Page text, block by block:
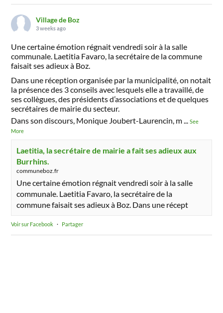
Village de Boz
3 weeks ago
Une certaine émotion régnait vendredi soir à la salle
communale. Laetitia Favaro, la secrétaire de la commune
faisait ses adieux à Boz.
Dans une réception organisée par la municipalité, on notait
la présence des 3 conseils avec lesquels elle a travaillé, de
ses collègues, des présidents d’associations et de quelques
secrétaires de mairie du secteur.
Dans son discours, Monique Joubert-Laurencin, m
...See
More
Laetitia, la secrétaire de mairie a fait ses adieux aux
Burrhins.
communeboz.fr
Une certaine émotion régnait vendredi soir à la salle
communale. Laetitia Favaro, la secrétaire de la
commune faisait ses adieux à Boz. Dans une récept
Voir sur Facebook · Partager